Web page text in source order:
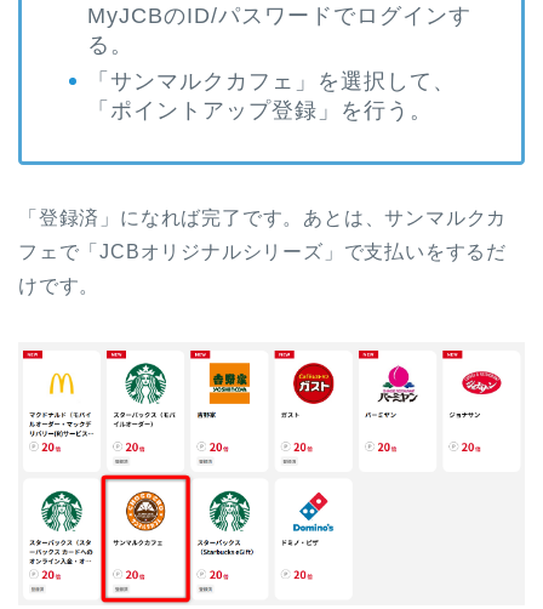
MyJCBのID/パスワードでログインす
る。
「サンマルクカフェ」を選択して、
「ポイントアップ登録」を行う。
「登録済」になれば完了です。あとは、サンマルクカ
フェで「JCBオリジナルシリーズ」で支払いをするだ
けです。